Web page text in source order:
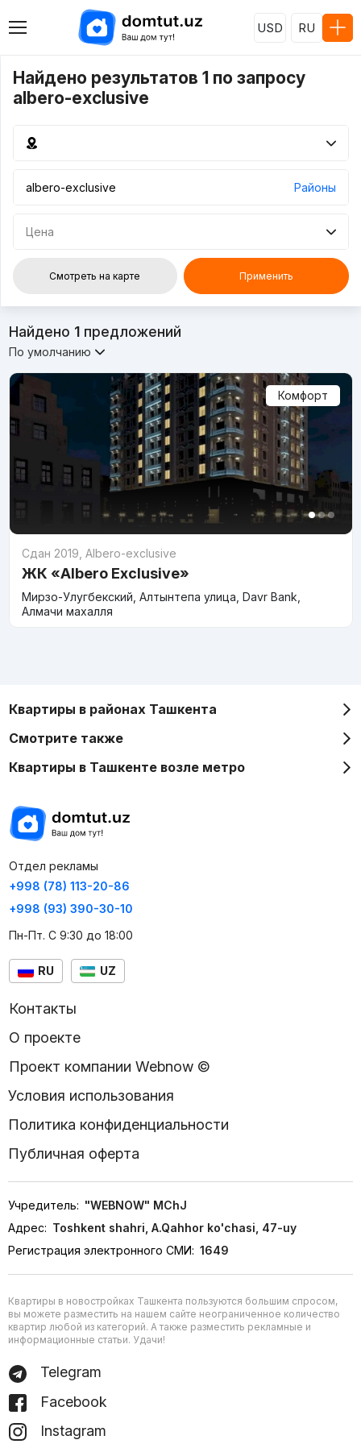
USD RU
Найдено результатов 1 по запросу
albero-exclusive
Районы
Цена
Смотреть на карте Применить
Найдено 1предложений
По умолчанию
Комфорт
Сдан 2019 Albero-exclusive
ЖК «Albero Exclusive»
Мирзо-Улугбекский, Алтынтепа улица, Davr Bank,
Алмачи махалля
Квартиры в районах Ташкента
Смотрите также
Квартиры в Ташкенте возле метро
Отдел рекламы
+998 (78) 113-20-86
+998 (93) 390-30-10
Пн-Пт. С 9:30 до 18:00
RU UZ
Контакты
О проекте
Проект компании Webnow ©
Условия использования
Политика конфиденциальности
Публичная оферта
Учредитель: "WEBNOW" MChJ
Адрес: Toshkent shahri, A.Qahhor ko'chasi, 47-uy
Регистрация электронного СМИ: 1649
Квартиры в новостройках Ташкента пользуются большим спросом,
вы можете разместить на нашем сайте неограниченное количество
квартир любой из категорий. А также разместить рекламные и
информационные статьи. Удачи!
Telegram
Facebook
Instagram